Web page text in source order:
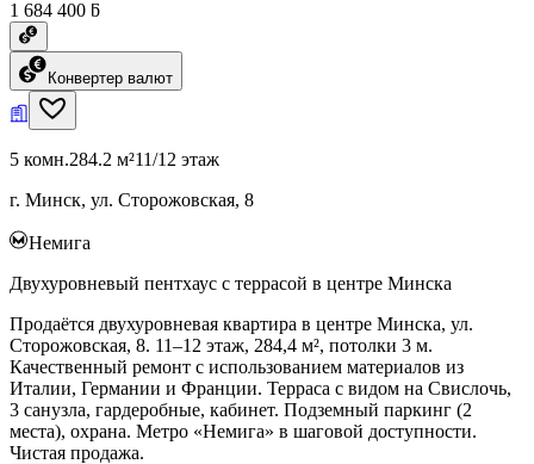
1 684 400 ƃ
Конвертер валют
5 комн.284.2 м²11/12 этаж
г. Минск, ул. Сторожовская, 8
Немига
Двухуровневый пентхаус с террасой в центре Минска
Продаётся двухуровневая квартира в центре Минска, ул.
Сторожовская, 8. 11–12 этаж, 284,4 м², потолки 3 м.
Качественный ремонт с использованием материалов из
Италии, Германии и Франции. Терраса с видом на Свислочь,
3 санузла, гардеробные, кабинет. Подземный паркинг (2
места), охрана. Метро «Немига» в шаговой доступности.
Чистая продажа.